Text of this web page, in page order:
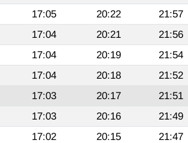
17:05 20:22
21:57
17:04 20:21
21:56
17:04 20:19
21:54
17:04 20:18
21:52
17:03 20:17
21:51
17:03 20:16
21:49
17:02 20:15
21:47